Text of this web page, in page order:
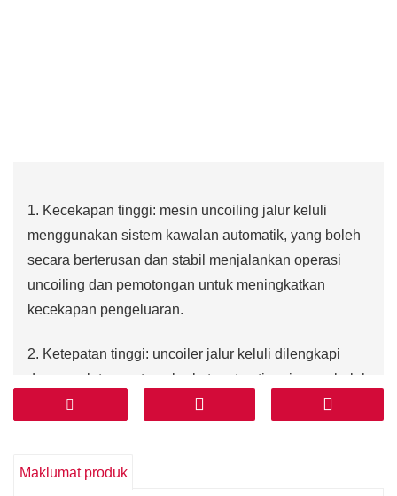
1. Kecekapan tinggi: mesin uncoiling jalur keluli
menggunakan sistem kawalan automatik, yang boleh
secara berterusan dan stabil menjalankan operasi
uncoiling dan pemotongan untuk meningkatkan
kecekapan pengeluaran.
2. Ketepatan tinggi: uncoiler jalur keluli dilengkapi
dengan alat pemotong berketepatan tinggi, yang boleh
memotong jalur keluli dengan tepat ke dalam saiz
3. Fleksibiliti yang kuat: uncoiler jalur keluli boleh
Maklumat produk